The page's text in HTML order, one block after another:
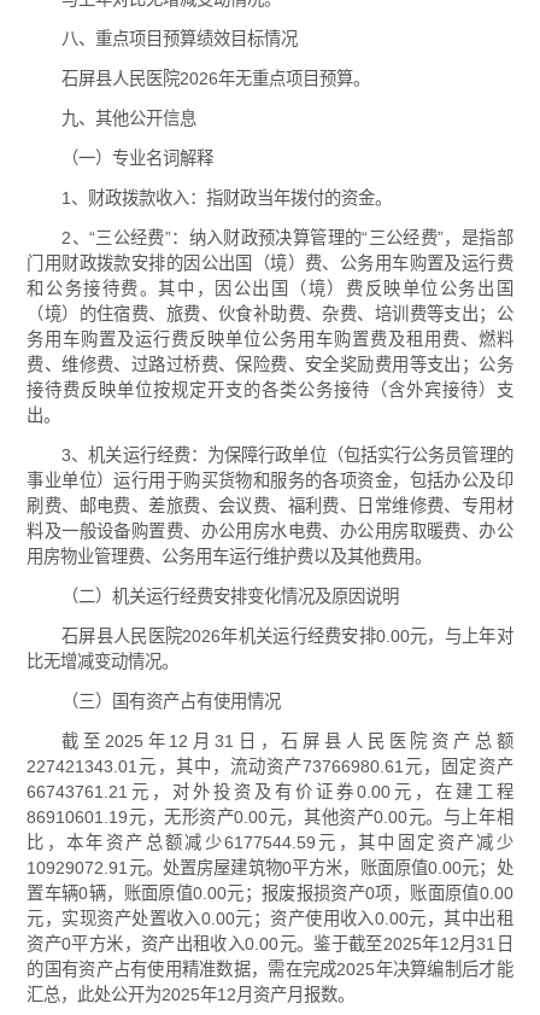
八、重点项目预算绩效目标情况
石屏县人民医院2026年无重点项目预算。
九、其他公开信息
（一）专业名词解释
1、财政拨款收入：指财政当年拨付的资金。
2、“三公经费”：纳入财政预决算管理的“三公经费”，是指部
门用财政拨款安排的因公出国（境）费、公务用车购置及运行费
和公务接待费。其中，因公出国（境）费反映单位公务出国
（境）的住宿费、旅费、伙食补助费、杂费、培训费等支出；公
务用车购置及运行费反映单位公务用车购置费及租用费、燃料
费、维修费、过路过桥费、保险费、安全奖励费用等支出；公务
接待费反映单位按规定开支的各类公务接待（含外宾接待）支
出。
3、机关运行经费：为保障行政单位（包括实行公务员管理的
事业单位）运行用于购买货物和服务的各项资金，包括办公及印
刷费、邮电费、差旅费、会议费、福利费、日常维修费、专用材
料及一般设备购置费、办公用房水电费、办公用房取暖费、办公
用房物业管理费、公务用车运行维护费以及其他费用。
（二）机关运行经费安排变化情况及原因说明
石屏县人民医院2026年机关运行经费安排0.00元，与上年对
比无增减变动情况。
（三）国有资产占有使用情况
截至2025年12月31日，石屏县人民医院资产总额
227421343.01元，其中，流动资产73766980.61元，固定资产
66743761.21元，对外投资及有价证券0.00元，在建工程
86910601.19元，无形资产0.00元，其他资产0.00元。与上年相
比，本年资产总额减少6177544.59元，其中固定资产减少
10929072.91元。处置房屋建筑物0平方米，账面原值0.00元；处
置车辆0辆，账面原值0.00元；报废报损资产0项，账面原值0.00
元，实现资产处置收入0.00元；资产使用收入0.00元，其中出租
资产0平方米，资产出租收入0.00元。鉴于截至2025年12月31日
的国有资产占有使用精准数据，需在完成2025年决算编制后才能
汇总，此处公开为2025年12月资产月报数。